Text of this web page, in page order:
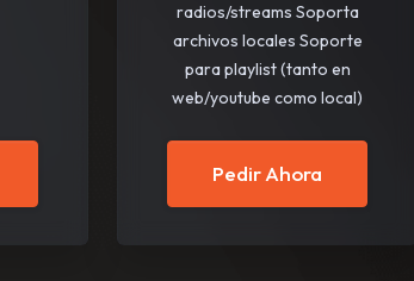
radios/streams Soporta
archivos locales Soporte
para playlist (tanto en
web/youtube como local)
Pedir Ahora